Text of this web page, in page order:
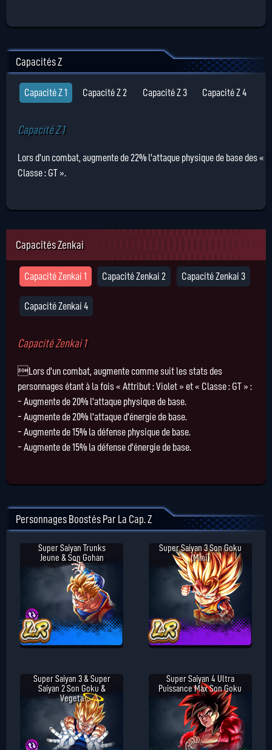
Capacités Z
Capacité Z 1 Capacité Z 2 Capacité Z 3 Capacité Z 4
Capacité Z 1
Lors d'un combat, augmente de 22% l'attaque physique de base des «
Classe : GT ».
Capacités Zenkai
Capacité Zenkai 1 Capacité Zenkai 2 Capacité Zenkai 3
Capacité Zenkai 4
Capacité Zenkai 1
Lors d'un combat, augmente comme suit les stats des
personnages étant à la fois « Attribut : Violet » et « Classe : GT » :
- Augmente de 20% l'attaque physique de base.
- Augmente de 20% l'attaque d'énergie de base.
- Augmente de 15% la défense physique de base.
- Augmente de 15% la défense d'énergie de base.
Personnages Boostés Par La Cap. Z
Super Saiyan Trunks
Jeune & Son Gohan
Super Saiyan 3 Son Goku
(Mini)
Super Saiyan 3 & Super
Saiyan 2 Son Goku &
Vegeta
Super Saiyan 4 Ultra
Puissance Max Son Goku